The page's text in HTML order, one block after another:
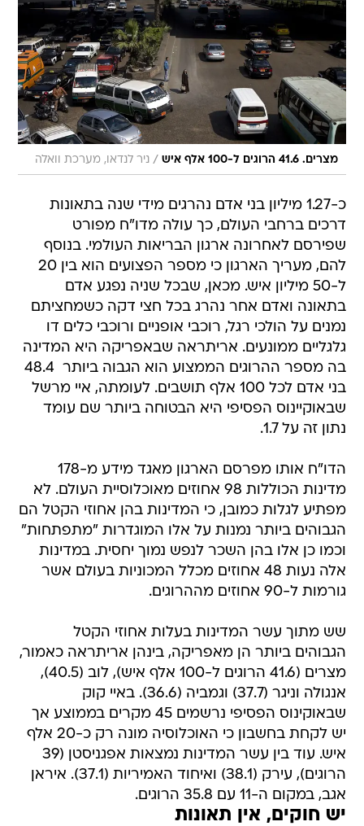
מצרים. 41.6 הרוגים ל-100 אלף איש / ניר לנדאו, מערכת וואלה
כ-1.27 מיליון בני אדם נהרגים מידי שנה בתאונות
דרכים ברחבי העולם, כך עולה מדו"ח מפורט
שפירסם לאחרונה ארגון הבריאות העולמי. בנוסף
להם, מעריך הארגון כי מספר הפצועים הוא בין 20
ל-50 מיליון איש. מכאן, שבכל שניה נפגע אדם
בתאונה ואדם אחר נהרג בכל חצי דקה כשמחציתם
נמנים על הולכי רגל, רוכבי אופניים ורוכבי כלים דו
גלגליים ממונעים. אריתראה שבאפריקה היא המדינה
בה מספר ההרוגים הממצוע הוא הגבוה ביותר  48.4
בני אדם לכל 100 אלף תושבים. לעומתה, איי מרשל
שבאוקיינוס הפסיפי היא הבטוחה ביותר שם עומד
נתון זה על 1.7.
הדו"ח אותו מפרסם הארגון מאגד מידע מ-178
מדינות הכוללות 98 אחוזים מאוכלוסיית העולם. לא
מפתיע לגלות כמובן, כי המדינות בהן אחוזי הקטל הם
הגבוהים ביותר נמנות על אלו המוגדרות "מתפתחות"
וכמו כן אלו בהן השכר לנפש נמוך יחסית. במדינות
אלה נעות 48 אחוזים מכלל המכוניות בעולם אשר
גורמות ל-90 אחוזים מההרוגים.
שש מתוך עשר המדינות בעלות אחוזי הקטל
הגבוהים ביותר הן מאפריקה, בינהן אריתראה כאמור,
מצרים (41.6 הרוגים ל-100 אלף איש), לוב (40.5),
אנגולה וניגר (37.7) וגמביה (36.6). באיי קוק
שבאוקינוס הפסיפי נרשמים 45 מקרים בממוצע אך
יש לקחת בחשבון כי האוכלוסיה מונה רק כ-20 אלף
איש. עוד בין עשר המדינות נמצאות אפגניסטן (39
הרוגים), עירק (38.1) ואיחוד האמיריות (37.1). איראן
אגב, במקום ה-11 עם 35.8 הרוגים.
יש חוקים, אין תאונות